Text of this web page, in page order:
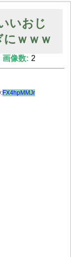
てくよ
いおじ
ｗｗｗ
画像数: 2
FX4hpMMJr